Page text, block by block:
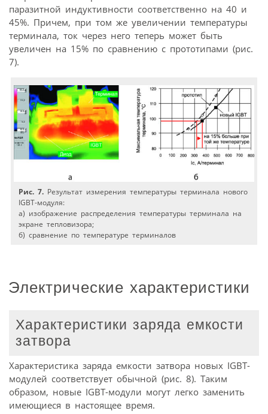
паразитной индуктивности соответственно на 40 и
45%. Причем, при том же увеличении температуры
терминала, ток через него теперь может быть
увеличен на 15% по сравнению с прототипами (рис.
7).
Рис. 7. Результат измерения температуры терминала нового
IGBT-модуля:
a) изображение распределения температуры терминала на
экране тепловизора;
б) сравнение по температуре терминалов
Электрические характеристики
Характеристики заряда емкости
затвора
Характеристика заряда емкости затвора новых IGBT-
модулей соответствует обычной (рис. 8). Таким
образом, новые IGBT-модули могут легко заменить
имеющиеся в настоящее время.